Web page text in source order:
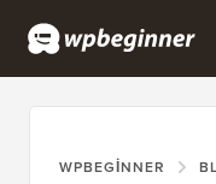
WPBEGINNER